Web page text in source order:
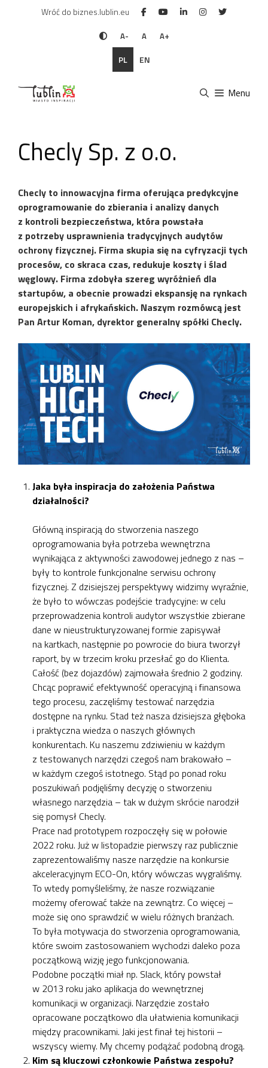
Wróć do biznes.lublin.eu
A- A A+
PL EN
Menu
Checly Sp. z o.o.
Checly to innowacyjna firma oferująca predykcyjne
oprogramowanie do zbierania i analizy danych
z kontroli bezpieczeństwa, która powstała
z potrzeby usprawnienia tradycyjnych audytów
ochrony fizycznej. Firma skupia się na cyfryzacji tych
procesów, co skraca czas, redukuje koszty i ślad
węglowy. Firma zdobyła szereg wyróżnień dla
startupów, a obecnie prowadzi ekspansję na rynkach
europejskich i afrykańskich. Naszym rozmówcą jest
Pan Artur Koman, dyrektor generalny spółki Checly.
Jaka była inspiracja do założenia Państwa
działalności?
Główną inspiracją do stworzenia naszego
oprogramowania była potrzeba wewnętrzna
wynikająca z aktywności zawodowej jednego z nas –
były to kontrole funkcjonalne serwisu ochrony
fizycznej. Z dzisiejszej perspektywy widzimy wyraźnie,
że było to wówczas podejście tradycyjne: w celu
przeprowadzenia kontroli audytor wszystkie zbierane
dane w nieustrukturyzowanej formie zapisywał
na kartkach, następnie po powrocie do biura tworzył
raport, by w trzecim kroku przesłać go do Klienta.
Całość (bez dojazdów) zajmowała średnio 2 godziny.
Chcąc poprawić efektywność operacyjną i finansowa
tego procesu, zaczęliśmy testować narzędzia
dostępne na rynku. Stad też nasza dzisiejsza głęboka
i praktyczna wiedza o naszych głównych
konkurentach. Ku naszemu zdziwieniu w każdym
z testowanych narzędzi czegoś nam brakowało –
w każdym czegoś istotnego. Stąd po ponad roku
poszukiwań podjęliśmy decyzję o stworzeniu
własnego narzędzia – tak w dużym skrócie narodził
się pomysł Checly.
Prace nad prototypem rozpoczęły się w połowie
2022 roku. Już w listopadzie pierwszy raz publicznie
zaprezentowaliśmy nasze narzędzie na konkursie
akceleracyjnym ECO-On, który wówczas wygraliśmy.
To wtedy pomyśleliśmy, że nasze rozwiązanie
możemy oferować także na zewnątrz. Co więcej –
może się ono sprawdzić w wielu różnych branżach.
To była motywacja do stworzenia oprogramowania,
które swoim zastosowaniem wychodzi daleko poza
początkową wizję jego funkcjonowania.
Podobne początki miał np. Slack, który powstał
w 2013 roku jako aplikacja do wewnętrznej
komunikacji w organizacji. Narzędzie zostało
opracowane początkowo dla ułatwienia komunikacji
między pracownikami. Jaki jest finał tej historii –
wszyscy wiemy. My chcemy podążać podobną drogą.
Kim są kluczowi członkowie Państwa zespołu?